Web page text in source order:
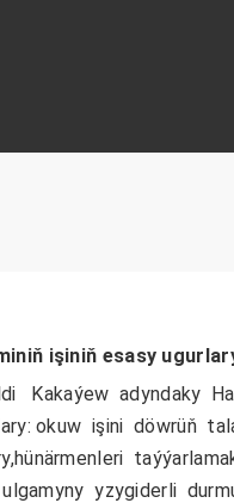
işiniň esasy
Kakaýew adyndaky
okuw işini döwrüň
yzygiderli